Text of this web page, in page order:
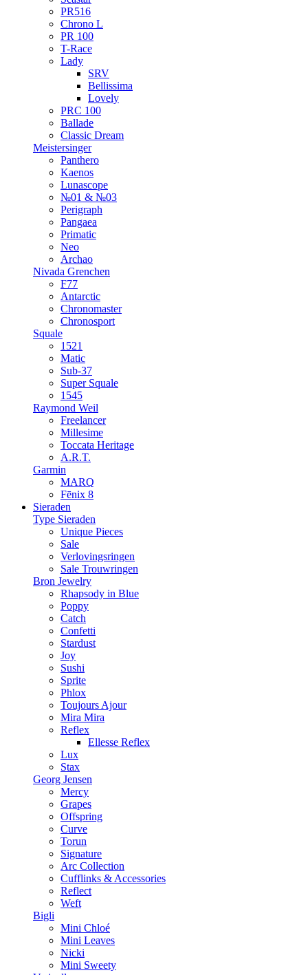
PR516
Chrono L
PR 100
T-Race
Lady
SRV
Bellissima
Lovely
PRC 100
Ballade
Classic Dream
Meistersinger
Panthero
Kaenos
Lunascope
№01 & №03
Perigraph
Pangaea
Primatic
Neo
Archao
Nivada Grenchen
F77
Antarctic
Chronomaster
Chronosport
Squale
1521
Matic
Sub-37
Super Squale
1545
Raymond Weil
Freelancer
Millesime
Toccata Heritage
A.R.T.
Garmin
MARQ
Fēnix 8
Sieraden
Type Sieraden
Unique Pieces
Sale
Verlovingsringen
Sale Trouwringen
Bron Jewelry
Rhapsody in Blue
Poppy
Catch
Confetti
Stardust
Joy
Sushi
Sprite
Phlox
Toujours Ajour
Mira Mira
Reflex
Ellesse Reflex
Lux
Stax
Georg Jensen
Mercy
Grapes
Offspring
Curve
Torun
Signature
Arc Collection
Cufflinks & Accessories
Reflect
Weft
Bigli
Mini Chloé
Mini Leaves
Nicki
Mini Sweety